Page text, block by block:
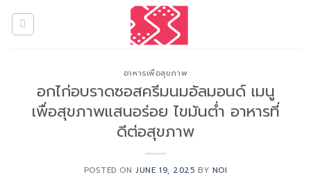
อาหารเพื่อสุขภาพ
อกไก่อบราดซอสครีมนมอัลมอนด์ เมนู
เพื่อสุขภาพแสนอร่อย ไขมันต่ำ อาหารที่
ดีต่อสุขภาพ
POSTED ONJUNE 19, 2025 BY NOI